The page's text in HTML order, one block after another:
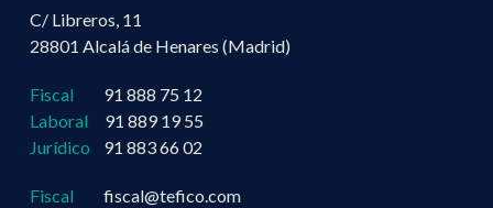
C/ Libreros, 11
28801 Alcalá de Henares (Madrid)
Fiscal 91 888 75 12
Laboral 91 889 19 55
Jurídico 91 883 66 02
Fiscal fiscal@tefico.com